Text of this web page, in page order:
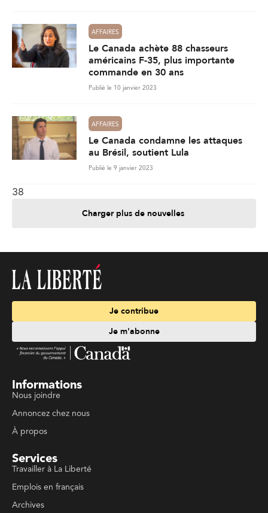
AFFAIRES
Le Canada achète 88 chasseurs
américains F-35, plus importante
commande en 30 ans
Publié le 10 janvier 2023
AFFAIRES
Le Canada condamne les attaques
au Brésil, soutient Lula
Publié le 9 janvier 2023
38
Charger plus de nouvelles
Je contribue
Je m'abonne
Informations
Nous joindre
Annoncez chez nous
À propos
Services
Travailler à La Liberté
Emplois en français
Archives